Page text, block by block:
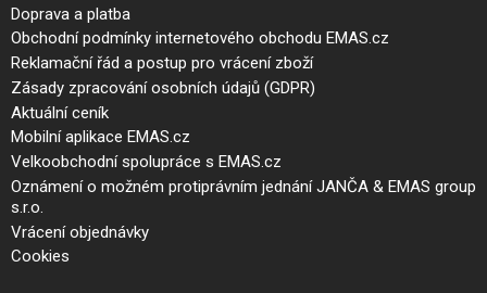
Doprava a platba
Obchodní podmínky internetového obchodu EMAS.cz
Reklamační řád a postup pro vrácení zboží
Zásady zpracování osobních údajů (GDPR)
Aktuální ceník
Mobilní aplikace EMAS.cz
Velkoobchodní spolupráce s EMAS.cz
Oznámení o možném protiprávním jednání JANČA & EMAS group
s.r.o.
Vrácení objednávky
Cookies